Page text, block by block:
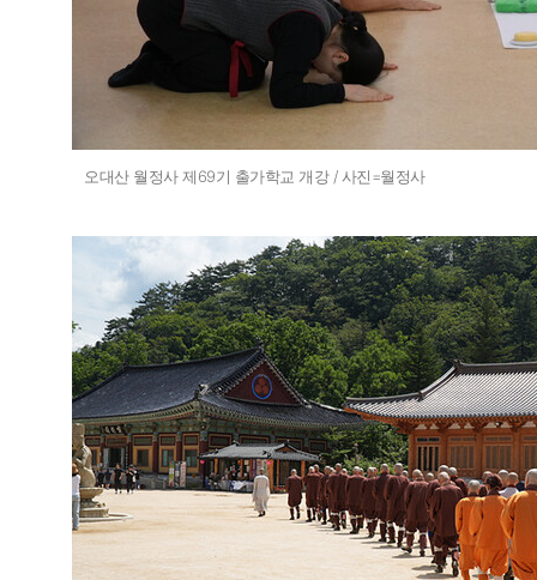
오대산 월정사 제69기 출가학교 개강 / 사진=월정사